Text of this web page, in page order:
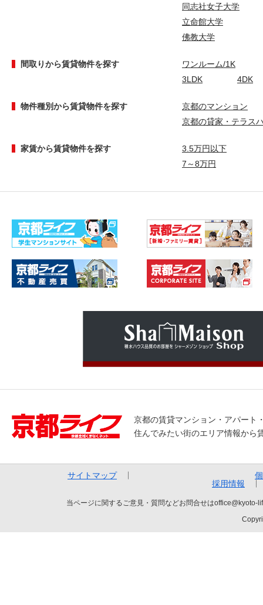
同志社女子大学
立命館大学
佛教大学
間取りから賃貸物件を探す
ワンルーム/1K
3LDK
4DK
物件種別から賃貸物件を探す
京都のマンション
京都の貸家・テラス
家賃から賃貸物件を探す
3.5万円以下
7～8万円
京都の賃貸マンション・アパート
住んでみたい街のエリア情報から
サイトマップ
採用情報
当ページに関するご意見・質問などお問合せは